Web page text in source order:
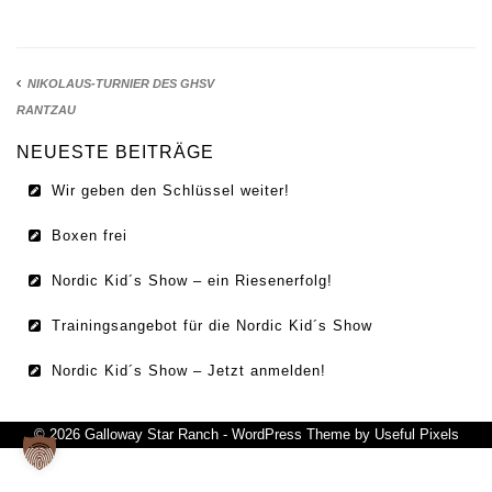
NIKOLAUS-TURNIER DES GHSV
RANTZAU
NEUESTE BEITRÄGE
Wir geben den Schlüssel weiter!
Boxen frei
Nordic Kid´s Show – ein Riesenerfolg!
Trainingsangebot für die Nordic Kid´s Show
Nordic Kid´s Show – Jetzt anmelden!
© 2026 Galloway Star Ranch - WordPress Theme by Useful Pixels